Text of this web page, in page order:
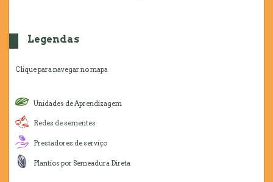
Legendas
Clique para navegar no mapa
Unidades de Aprendizagem
Redes de sementes
Prestadores de serviço
Plantios por Semeadura Direta